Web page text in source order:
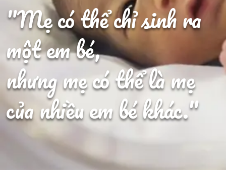
"Mẹ có thể chỉ sinh ra
một em bé,
nhưng mẹ có thể là mẹ
của nhiều em bé khác."